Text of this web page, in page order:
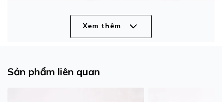
Xem thêm
Sản phẩm liên quan